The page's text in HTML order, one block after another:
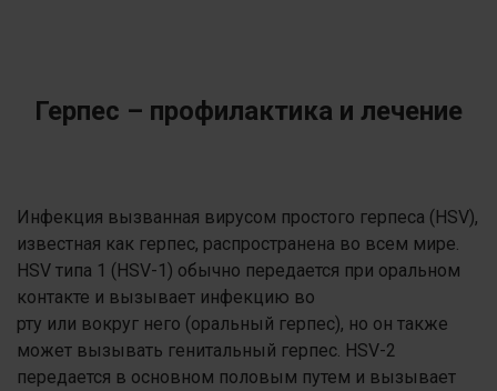
Герпес – профилактика и лечение
Инфекция вызванная вирусом простого герпеса (HSV),
известная как герпес, распространена во всем мире.
HSV типа 1 (HSV-1) обычно передается при оральном
контакте и вызывает инфекцию во
рту или вокруг него (оральный герпес), но он также
может вызывать генитальный герпес. HSV-2
передается в основном половым путем и вызывает